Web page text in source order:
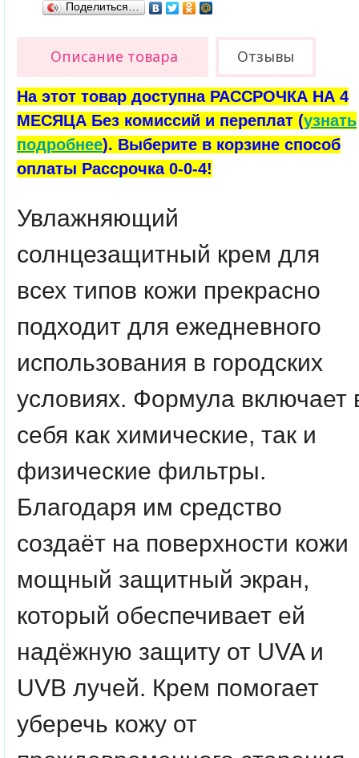
Поделиться…
Описание товара Отзывы
На этот товар доступна РАССРОЧКА НА 4
МЕСЯЦА Без комиссий и переплат (узнать
подробнее). Выберите в корзине способ
оплаты Рассрочка 0-0-4!
Увлажняющий
солнцезащитный крем для
всех типов кожи прекрасно
подходит для ежедневного
использования в городских
условиях. Формула включает
себя как химические, так и
физические фильтры.
Благодаря им средство
создаёт на поверхности кожи
мощный защитный экран,
который обеспечивает ей
надёжную защиту от UVA и
UVB лучей. Крем помогает
уберечь кожу от